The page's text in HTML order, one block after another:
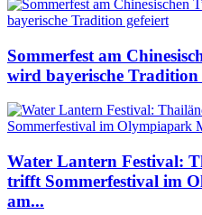
Sommerfest am
wird bayerische Tradition
Water Lantern Festival:
trifft Sommerfestival im
am...